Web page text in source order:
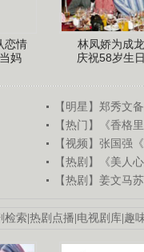
恋情
妈
林凤娇为成龙
庆祝58岁生
【明星】郑秀文
【热门】《香格
【视频】张国强
【热剧】《美人
【热剧】姜文马
检索|热剧点播|电视剧库|趣